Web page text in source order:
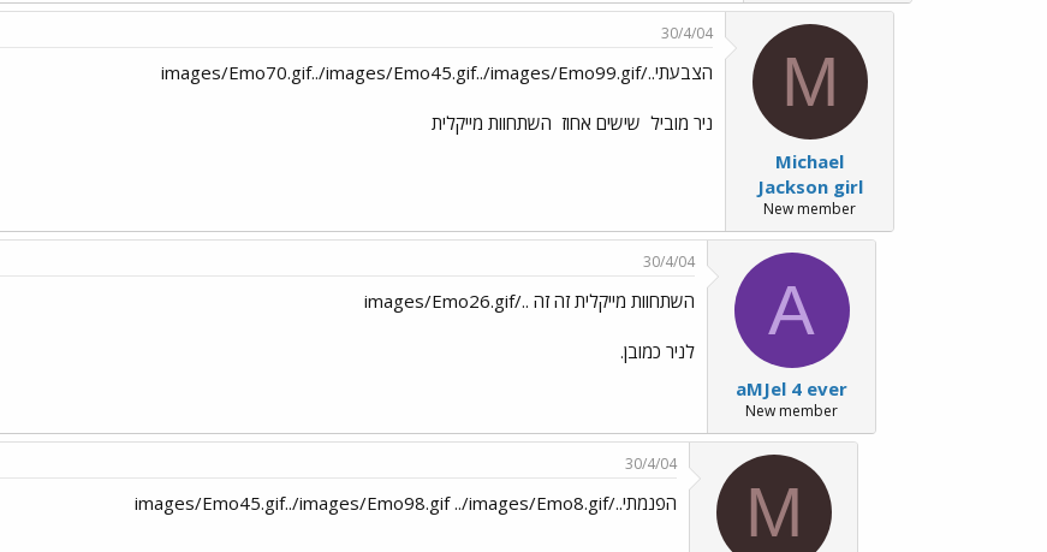
M
Michael
Jackson girl
New member
30/4/04
הצבעתי../images/Emo70.gif../images/Emo45.gif../images/Emo99.gif
ניר מוביל שישים אחוז השתחוות מייקלית
A
aMJel 4 ever
New member
30/4/04
השתחוות מייקלית זה זה ../images/Emo26.gif
לניר כמובן.
M
30/4/04
הפנמתי../images/Emo45.gif../images/Emo98.gif ../images/Emo8.gif